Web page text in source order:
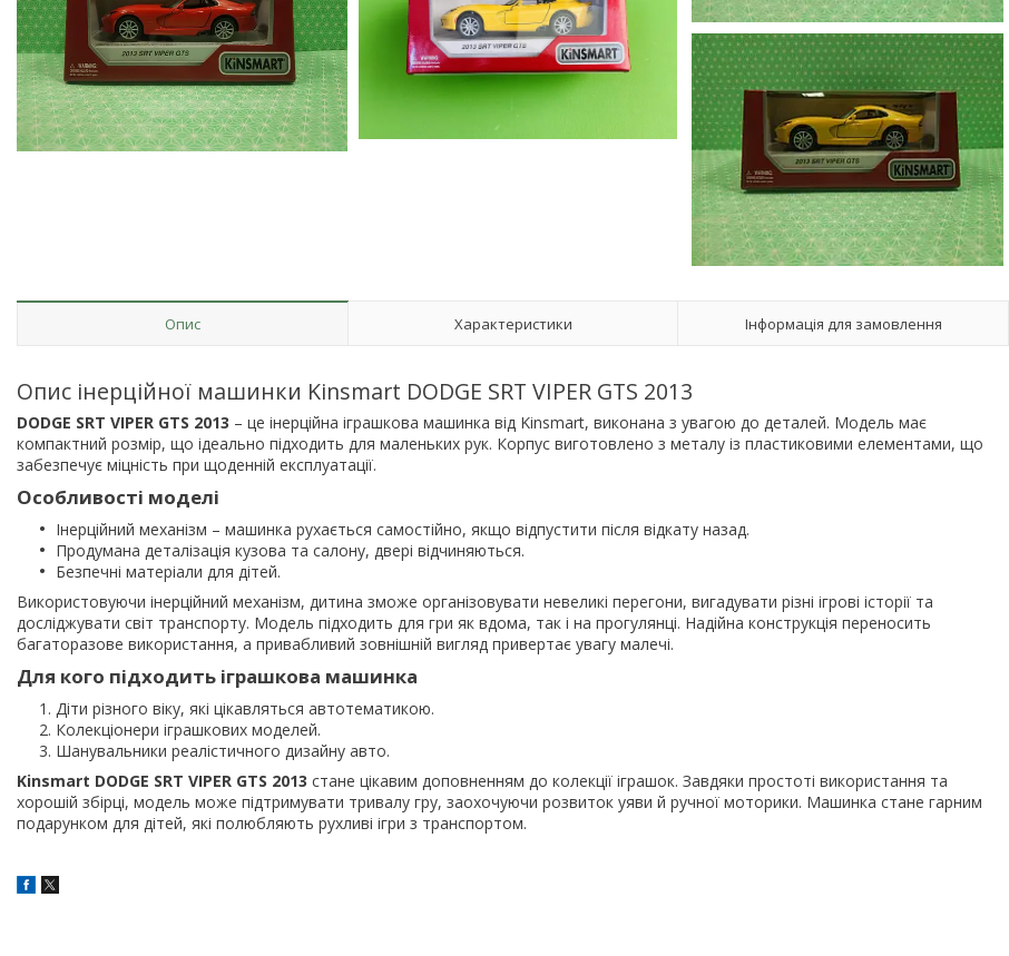
Опис Характеристики Інформація для замовлення
Опис інерційної машинки Kinsmart DODGE SRT VIPER GTS 2013
DODGE SRT VIPER GTS 2013 – це інерційна іграшкова машинка від Kinsmart, виконана з увагою до деталей. Модель має
компактний розмір, що ідеально підходить для маленьких рук. Корпус виготовлено з металу із пластиковими елементами, що
забезпечує міцність при щоденній експлуатації.
Особливості моделі
Інерційний механізм – машинка рухається самостійно, якщо відпустити після відкату назад.
Продумана деталізація кузова та салону, двері відчиняються.
Безпечні матеріали для дітей.
Використовуючи інерційний механізм, дитина зможе організовувати невеликі перегони, вигадувати різні ігрові історії та
досліджувати світ транспорту. Модель підходить для гри як вдома, так і на прогулянці. Надійна конструкція переносить
багаторазове використання, а привабливий зовнішній вигляд привертає увагу малечі.
Для кого підходить іграшкова машинка
Діти різного віку, які цікавляться автотематикою.
Колекціонери іграшкових моделей.
Шанувальники реалістичного дизайну авто.
Kinsmart DODGE SRT VIPER GTS 2013 стане цікавим доповненням до колекції іграшок. Завдяки простоті використання та
хорошій збірці, модель може підтримувати тривалу гру, заохочуючи розвиток уяви й ручної моторики. Машинка стане гарним
подарунком для дітей, які полюбляють рухливі ігри з транспортом.